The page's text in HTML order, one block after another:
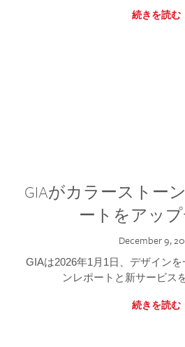
続きを読む
GIAがカラーストー
ートをアッ
December 9,
GIAは2026年1月1日、デザイン
ンレポートと新サービス
続きを読む